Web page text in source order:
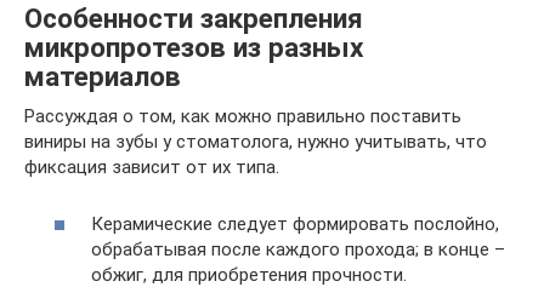
Особенности закрепления
микропротезов из разных
материалов
Рассуждая о том, как можно правильно поставить
виниры на зубы у стоматолога, нужно учитывать, что
фиксация зависит от их типа.
Керамические следует формировать послойно,
обрабатывая после каждого прохода; в конце –
обжиг, для приобретения прочности.